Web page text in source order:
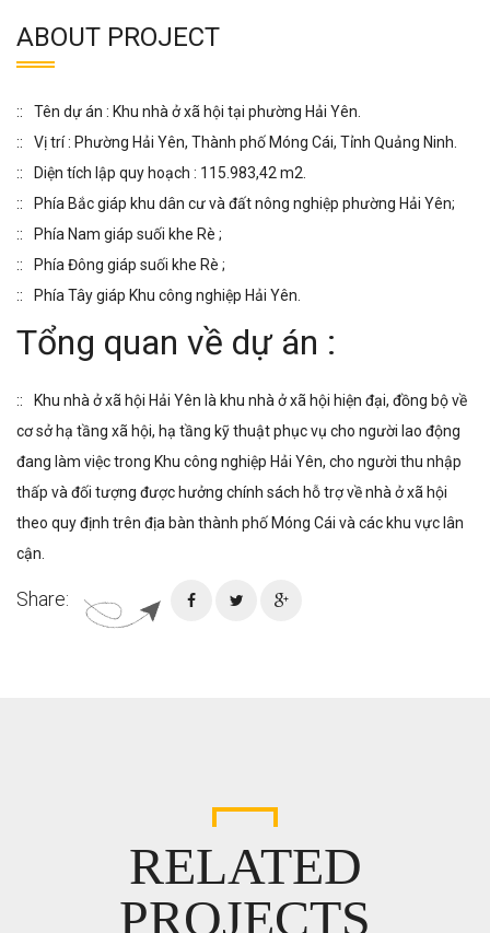
ABOUT PROJECT
Tên dự án : Khu nhà ở xã hội tại phường Hải Yên.
Vị trí : Phường Hải Yên, Thành phố Móng Cái, Tỉnh Quảng Ninh.
Diện tích lập quy hoạch : 115.983,42 m2.
Phía Bắc giáp khu dân cư và đất nông nghiệp phường Hải Yên;
Phía Nam giáp suối khe Rè ;
Phía Đông giáp suối khe Rè ;
Phía Tây giáp Khu công nghiệp Hải Yên.
Tổng quan về dự án :
Khu nhà ở xã hội Hải Yên là khu nhà ở xã hội hiện đại, đồng bộ về
cơ sở hạ tầng xã hội, hạ tầng kỹ thuật phục vụ cho người lao động
đang làm việc trong Khu công nghiệp Hải Yên, cho người thu nhập
thấp và đối tượng được hưởng chính sách hỗ trợ về nhà ở xã hội
theo quy định trên địa bàn thành phố Móng Cái và các khu vực lân
cận.
Share:
RELATED
PROJECTS